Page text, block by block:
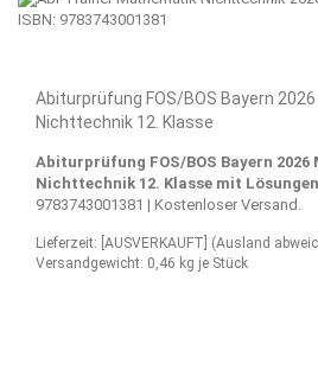
Abiturprüfung FOS/BOS Bayern
Nichttechnik 12. Klasse
Abiturprüfung FOS/BOS Bayern
Nichttechnik 12. Klasse mit Lösungen
9783743001381 | Kostenloser Versand.
Lieferzeit: [AUSVERKAUFT] (Ausland
Versandgewicht: 0,46 kg je Stück